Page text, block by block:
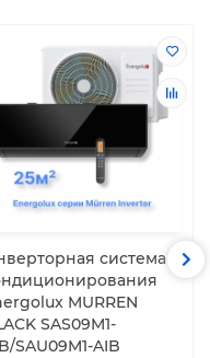
система
MURREN
SAS09M1-
SAU09M1-AIB